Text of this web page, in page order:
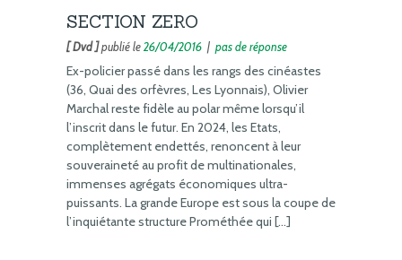
SECTION ZERO
[ Dvd ]publié le26/04/2016 | pas de réponse
Ex-policier passé dans les rangs des cinéastes
(36, Quai des orfèvres, Les Lyonnais), Olivier
Marchal reste fidèle au polar même lorsqu’il
l’inscrit dans le futur. En 2024, les Etats,
complètement endettés, renoncent à leur
souveraineté au profit de multinationales,
immenses agrégats économiques ultra-
puissants. La grande Europe est sous la coupe de
l’inquiétante structure Prométhée qui […]